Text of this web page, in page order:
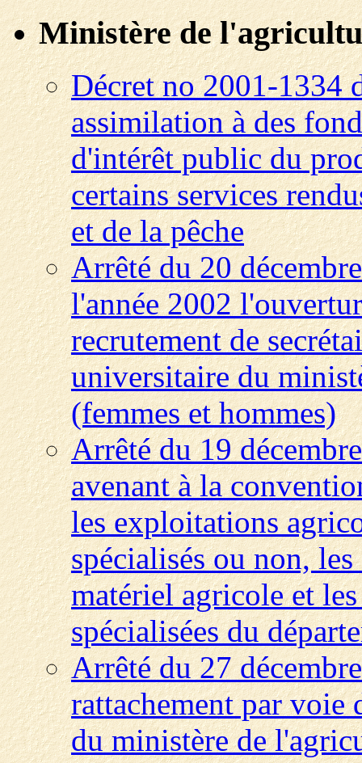
Ministère de
Décret no 2001-1334
assimilation à des
d'intérêt public du
certains services
et de la pêche
Arrêté du 20
l'année 2002
recrutement de
universitaire du
(femmes et hommes)
Arrêté du 19
avenant à la
les exploitations
spécialisés ou non,
matériel agricole et
spécialisées du
Arrêté du 27
rattachement par voie
du ministère de